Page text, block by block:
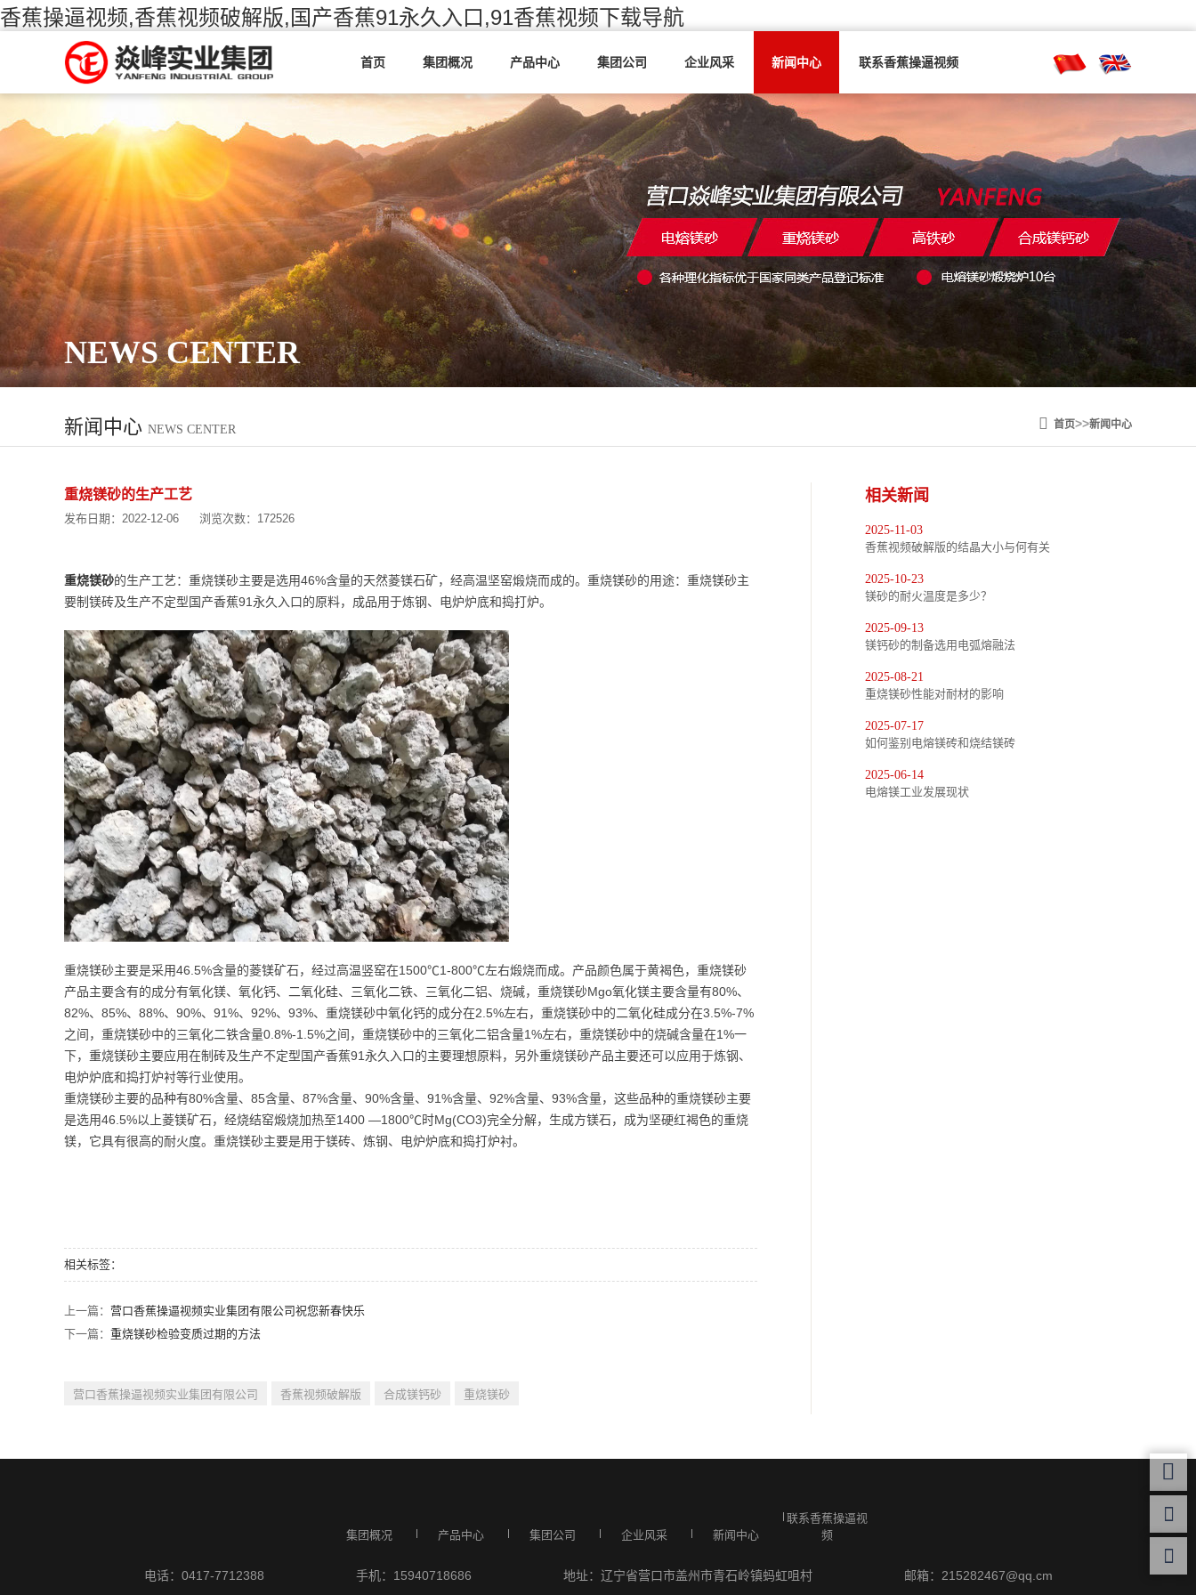
香蕉操逼视频,香蕉视频破解版,国产香蕉91永久入口,91香蕉视频下载导航
首页 集团概况 产品中心 集团公司 企业风采 新闻中心 联系香蕉操逼视频
NEWS CENTER
新闻中心 NEWS CENTER 首页>>新闻中心
重烧镁砂的生产工艺
发布日期：2022-12-06 浏览次数：172526
重烧镁砂的生产工艺：重烧镁砂主要是选用46%含量的天然菱镁石矿，经高温坚窑煅烧而成的。重烧镁砂的用途：重烧镁砂主
要制镁砖及生产不定型国产香蕉91永久入口的原料，成品用于炼钢、电炉炉底和捣打炉。
重烧镁砂主要是采用46.5%含量的菱镁矿石，经过高温竖窑在1500℃1-800℃左右煅烧而成。产品颜色属于黄褐色，重烧镁砂
产品主要含有的成分有氧化镁、氧化钙、二氧化硅、三氧化二铁、三氧化二铝、烧碱，重烧镁砂Mgo氧化镁主要含量有80%、
82%、85%、88%、90%、91%、92%、93%、重烧镁砂中氧化钙的成分在2.5%左右，重烧镁砂中的二氧化硅成分在3.5%-7%
之间，重烧镁砂中的三氧化二铁含量0.8%-1.5%之间，重烧镁砂中的三氧化二铝含量1%左右，重烧镁砂中的烧碱含量在1%一
下，重烧镁砂主要应用在制砖及生产不定型国产香蕉91永久入口的主要理想原料，另外重烧镁砂产品主要还可以应用于炼钢、
电炉炉底和捣打炉衬等行业使用。
重烧镁砂主要的品种有80%含量、85含量、87%含量、90%含量、91%含量、92%含量、93%含量，这些品种的重烧镁砂主要
是选用46.5%以上菱镁矿石，经烧结窑煅烧加热至1400 —1800℃时Mg(CO3)完全分解，生成方镁石，成为坚硬红褐色的重烧
镁，它具有很高的耐火度。重烧镁砂主要是用于镁砖、炼钢、电炉炉底和捣打炉衬。
相关标签：
上一篇： 营口香蕉操逼视频实业集团有限公司祝您新春快乐
下一篇： 重烧镁砂检验变质过期的方法
营口香蕉操逼视频实业集团有限公司 香蕉视频破解版 合成镁钙砂 重烧镁砂
相关新闻
2025-11-03
香蕉视频破解版的结晶大小与何有关
2025-10-23
镁砂的耐火温度是多少？
2025-09-13
镁钙砂的制备选用电弧熔融法
2025-08-21
重烧镁砂性能对耐材的影响
2025-07-17
如何鉴别电熔镁砖和烧结镁砖
2025-06-14
电熔镁工业发展现状
集团概况 产品中心 集团公司 企业风采 新闻中心
联系香蕉操逼视
频
电话：0417-7712388 手机：15940718686 地址：辽宁省营口市盖州市青石岭镇蚂虹咀村 邮箱：215282467@qq.cm